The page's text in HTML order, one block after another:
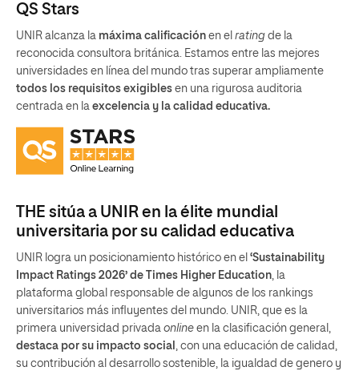
QS Stars
UNIR alcanza la máxima calificación en el rating de la
reconocida consultora británica. Estamos entre las mejores
universidades en línea del mundo tras superar ampliamente
todos los requisitos exigibles en una rigurosa auditoria
centrada en la excelencia y la calidad educativa.
THE sitúa a UNIR en la élite mundial
universitaria por su calidad educativa
UNIR logra un posicionamiento histórico en el ‘Sustainability
Impact Ratings 2026’ de Times Higher Education, la
plataforma global responsable de algunos de los rankings
universitarios más influyentes del mundo. UNIR, que es la
primera universidad privada online en la clasificación general,
destaca por su impacto social , con una educación de calidad,
su contribución al desarrollo sostenible, la igualdad de genero y